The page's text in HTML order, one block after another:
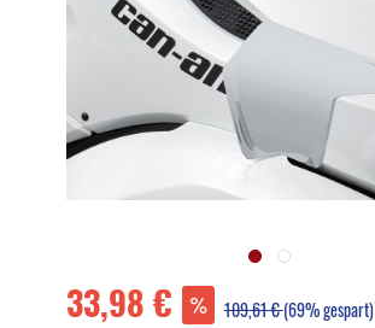
33,98 € 109,61 €(69% gespart)